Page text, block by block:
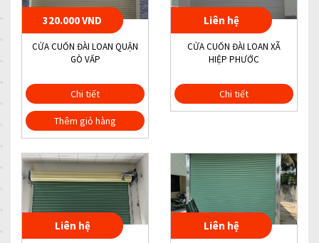
320.000 VND
CỬA CUỐN ĐÀI LOAN QUẬN
GÒ VẤP
Chi tiết
Thêm giỏ hàng
Liên hệ
CỬA CUỐN ĐÀI LOAN XÃ
HIỆP PHƯỚC
Chi tiết
Liên hệ Liên hệ